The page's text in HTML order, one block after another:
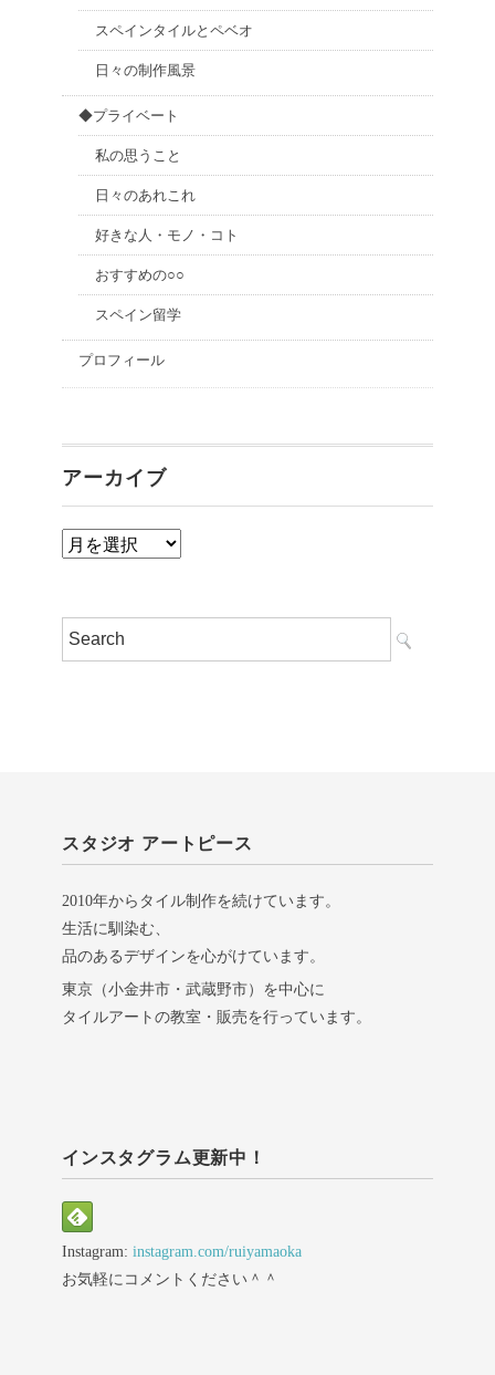
スペインタイルとペベオ
日々の制作風景
◆プライベート
私の思うこと
日々のあれこれ
好きな人・モノ・コト
おすすめの○○
スペイン留学
プロフィール
アーカイブ
ア
イ
スタジオ アートピース
2010年からタイル制作を続けています。
生活に馴染む、
品のあるデザインを心がけています。
東京（小金井市・武蔵野市）を中心に
タイルアートの教室・販売を行っています。
インスタグラム更新中！
Instagram: instagram.com/ruiyamaoka
お気軽にコメントください＾＾